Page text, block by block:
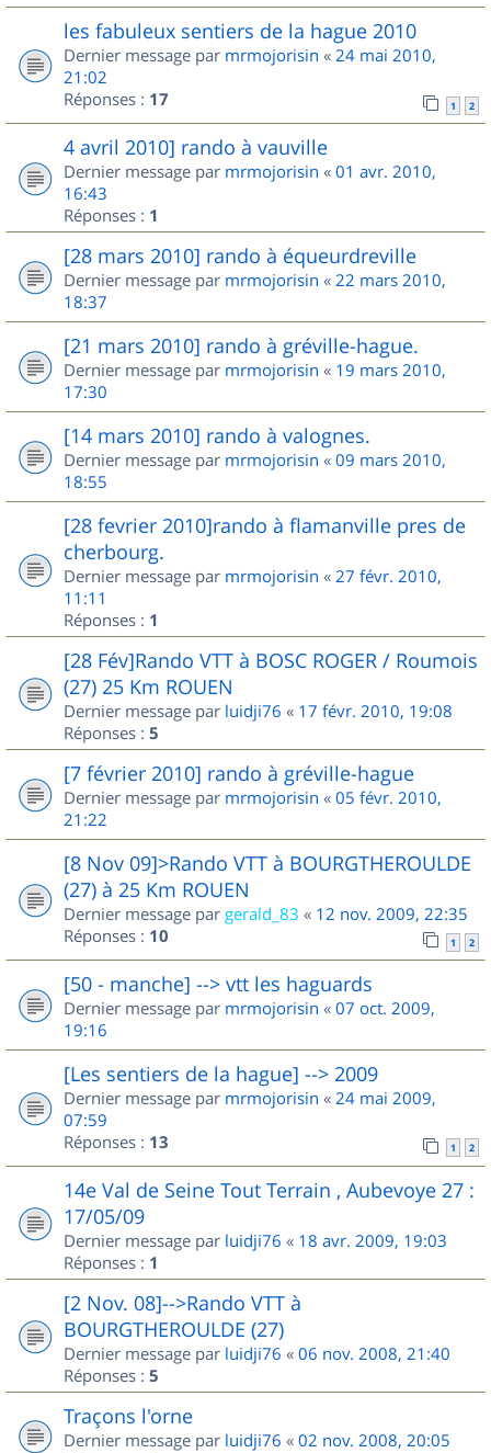
les fabuleux sentiers de la hague 2010
Dernier message par mrmojorisin « 24 mai 2010,
21:02
Réponses : 17 1 2
4 avril 2010] rando à vauville
Dernier message par mrmojorisin « 01 avr. 2010,
16:43
Réponses : 1
[28 mars 2010] rando à équeurdreville
Dernier message par mrmojorisin « 22 mars 2010,
18:37
[21 mars 2010] rando à gréville-hague.
Dernier message par mrmojorisin « 19 mars 2010,
17:30
[14 mars 2010] rando à valognes.
Dernier message par mrmojorisin « 09 mars 2010,
18:55
[28 fevrier 2010]rando à flamanville pres de
cherbourg.
Dernier message par mrmojorisin « 27 févr. 2010,
11:11
Réponses : 1
[28 Fév]Rando VTT à BOSC ROGER / Roumois
(27) 25 Km ROUEN
Dernier message par luidji76 « 17 févr. 2010, 19:08
Réponses : 5
[7 février 2010] rando à gréville-hague
Dernier message par mrmojorisin « 05 févr. 2010,
21:22
[8 Nov 09]>Rando VTT à BOURGTHEROULDE
(27) à 25 Km ROUEN
Dernier message par gerald_83 « 12 nov. 2009, 22:35
Réponses : 10 1 2
[50 - manche] --> vtt les haguards
Dernier message par mrmojorisin « 07 oct. 2009,
19:16
[Les sentiers de la hague] --> 2009
Dernier message par mrmojorisin « 24 mai 2009,
07:59
Réponses : 13 1 2
14e Val de Seine Tout Terrain , Aubevoye 27 :
17/05/09
Dernier message par luidji76 « 18 avr. 2009, 19:03
Réponses : 1
[2 Nov. 08]-->Rando VTT à
BOURGTHEROULDE (27)
Dernier message par luidji76 « 06 nov. 2008, 21:40
Réponses : 5
Traçons l'orne
Dernier message par luidji76 « 02 nov. 2008, 20:05